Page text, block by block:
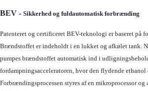
BEV - Sikkerhed og fuldautomatisk forbrænding
Patenteret og certificeret BEV-teknologi er baseret på
Brændstoffet er indeholdt i en lukket og afkølet tank.
pumpes brændstoffet automatisk ind i
fordampningsacceleratoren, hvor den flydende ethanol
Forbrændingsprocessen styres af en mikroprocessor